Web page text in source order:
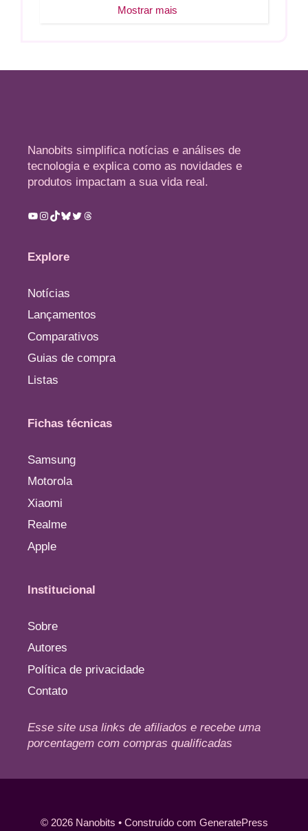
Mostrar mais
Nanobits simplifica notícias e análises de
tecnologia e explica como as novidades e
produtos impactam a sua vida real.
Youtube
Instagram
TikTok
Bluesky
TwitterThreads
Explore
Notícias
Lançamentos
Comparativos
Guias de compra
Listas
Fichas técnicas
Samsung
Motorola
Xiaomi
Realme
Apple
Institucional
Sobre
Autores
Política de privacidade
Contato
Esse site usa links de afiliados e recebe uma
porcentagem com compras qualificadas
© 2026 Nanobits • Construído com GeneratePress